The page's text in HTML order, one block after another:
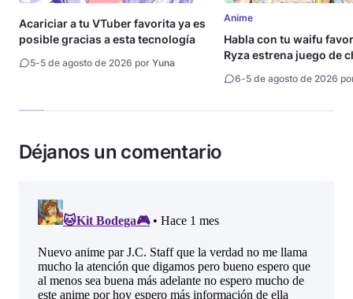
Acariciar a tu VTuber favorita ya es
posible gracias a esta tecnología
5-5 de agosto de 2026 por Yuna
Anime
Habla con tu waifu
Ryza estrena juego de
6-5 de agosto de 2026
Déjanos un comentario